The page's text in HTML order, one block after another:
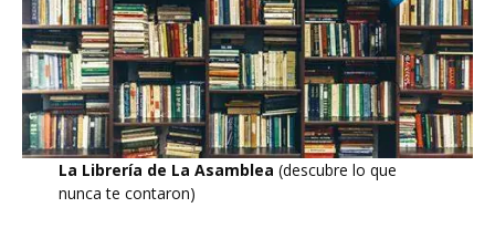
La Librería de La Asamblea (descubre lo que
nunca te contaron)